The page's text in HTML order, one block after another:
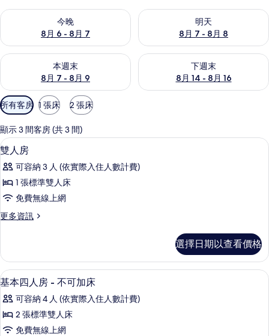
今晚
8月 6 - 8月 7
查看今晚 (8月 6 - 8月 7) 的供應情況
明天
8月 7 - 8月 8
查看明天 (8月 7 - 8月 8) 的供
本週末
8月 7 - 8月 9
查看本週末 (8月 7 - 8月 9) 的供應情況
下週末
8月 14 - 8月 16
查看下週末 (8月 14 - 8月 16)
可
用
的
客
房
篩
選
條
所有客房 1 張床 2 張床
顯示 3 間客房 (共 3 間)
顯
示
雙
人
的
有
相
片
雙人房 | 書桌、折疊床/加床、免費無
3
雙人房
可容納 3 人 (依實際入住人數計費)
1 張標準雙人床
免費無線上網
更多資訊
更
房
的
詳
選擇日期以查看價格
顯
示
基
本
3
基本四人房 - 不可加床
可容納 4 人 (依實際入住人數計費)
2 張標準雙人床
免費無線上網